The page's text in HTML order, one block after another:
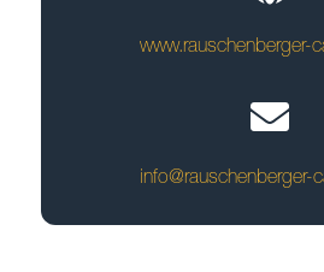
www.rauschenberger-
info@rauschenberger-